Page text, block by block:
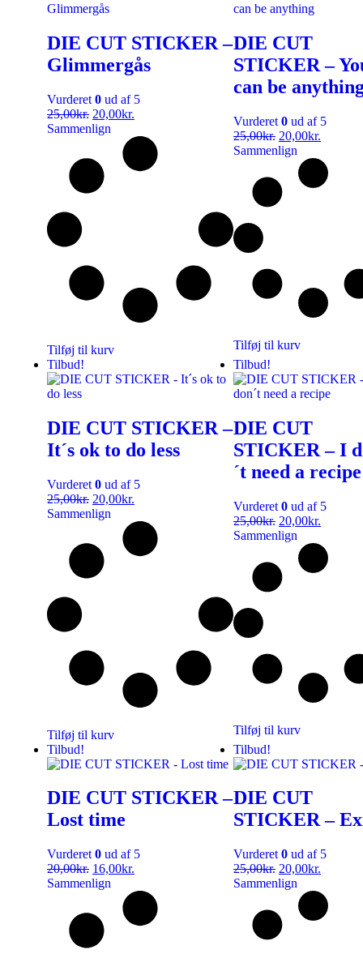
DIE CUT STICKER –
Glimmergås
Vurderet 0 ud af 5
25,00kr. 20,00kr.
Sammenlign
Tilføj til kurv
DIE CUT
STICKER –
can be
Vurderet 0 ud af 5
25,00kr. 20,00kr.
Sammenlign
Tilføj til kurv
Tilbud!
DIE CUT STICKER –
It´s ok to do less
Vurderet 0 ud af 5
25,00kr. 20,00kr.
Sammenlign
Tilføj til kurv
Tilbud!
DIE CUT
STICKER – I
´t need a recipe
Vurderet 0 ud af 5
25,00kr. 20,00kr.
Sammenlign
Tilføj til kurv
Tilbud!
DIE CUT STICKER –
Lost time
Vurderet 0 ud af 5
20,00kr. 16,00kr.
Sammenlign
Tilbud!
DIE CUT
STICKER –
Vurderet 0 ud af 5
25,00kr. 20,00kr.
Sammenlign